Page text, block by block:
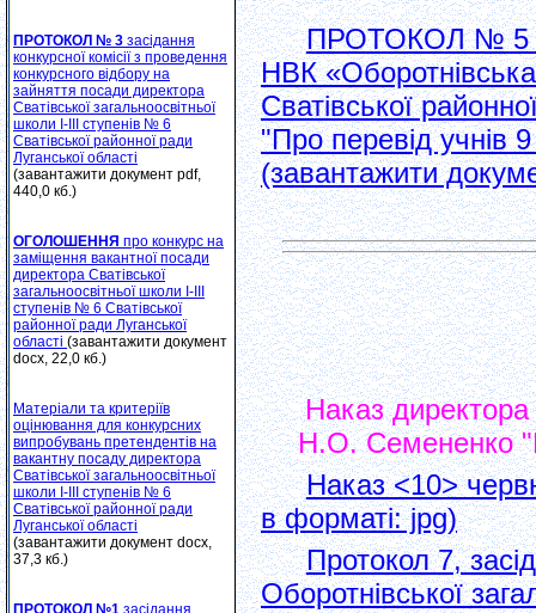
ПРОТОКОЛ № 3 засідання
конкурсної комісії з проведення
конкурсного відбору на
зайняття посади директора
Сватівської загальноосвітньої
школи І-ІІІ ступенів № 6
Сватівської районної ради
Луганської області
(завантажити документ pdf,
440,0 кб.)
ОГОЛОШЕННЯ про конкурс на
заміщення вакантної посади
директора Сватівської
загальноосвітньої школи І-ІІІ
ступенів № 6 Сватівської
районної ради Луганської
області (завантажити документ
docx, 22,0 кб.)
Матеріали та критеріїв
оцінювання для конкурсних
випробувань претендентів на
вакантну посаду директора
Сватівської загальноосвітньої
школи І-ІІІ ступенів № 6
Сватівської районної ради
Луганської області
(завантажити документ docx,
37,3 кб.)
ПРОТОКОЛ №1 засідання
ПРОТОКОЛ № 5
НВК
Сватівської
"Про перевід учнів
(завантажити
Наказ директора
Н.О. Семененко
Наказ <10>
в форматі: jpg)
Протокол 7,
Оборотнiвської